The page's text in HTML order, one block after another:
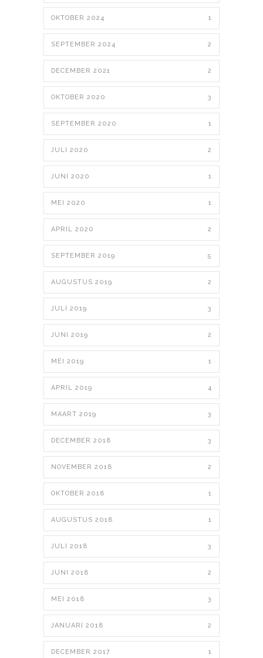
OKTOBER 2024 1
SEPTEMBER 2024 2
DECEMBER 2021 2
OKTOBER 2020 3
SEPTEMBER 2020 1
JULI 2020 2
JUNI 2020 1
MEI 2020 1
APRIL 2020 2
SEPTEMBER 2019 5
AUGUSTUS 2019 2
JULI 2019 3
JUNI 2019 2
MEI 2019 1
APRIL 2019 4
MAART 2019 3
DECEMBER 2018 3
NOVEMBER 2018 2
OKTOBER 2018 1
AUGUSTUS 2018 1
JULI 2018 3
JUNI 2018 2
MEI 2018 3
JANUARI 2018 2
DECEMBER 2017 1